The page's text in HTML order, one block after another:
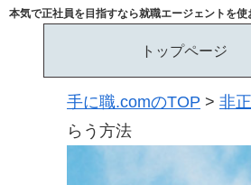
本気で正社員を目指すなら就職エージェントを使
トップページ
手に職.comのTOP > 非
らう方法